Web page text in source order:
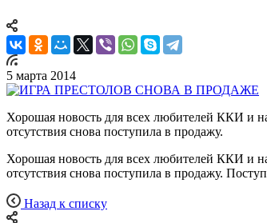
5 марта 2014
Хорошая новость для всех любителей ККИ и
отсутствия снова поступила в продажу.
Хорошая новость для всех любителей ККИ и
отсутствия снова поступила в продажу.
Назад к списку